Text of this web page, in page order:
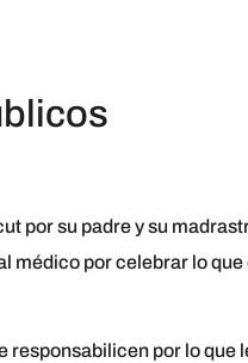
por su padre y su
médico por celebrar lo que
responsabilicen por lo que